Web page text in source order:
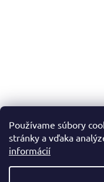
Používame súbory
stránky a vďaka
informácií